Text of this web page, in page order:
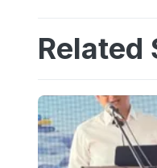
Related